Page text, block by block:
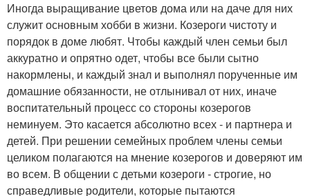
Иногда выращивание цветов дома или на даче для них
служит основным хобби в жизни. Козероги чистоту и
порядок в доме любят. Чтобы каждый член семьи был
аккуратно и опрятно одет, чтобы все были сытно
накормлены, и каждый знал и выполнял порученные им
домашние обязанности, не отлынивал от них, иначе
воспитательный процесс со стороны козерогов
неминуем. Это касается абсолютно всех - и партнера и
детей. При решении семейных проблем члены семьи
целиком полагаются на мнение козерогов и доверяют им
во всем. В общении с детьми козероги - строгие, но
справедливые родители, которые пытаются